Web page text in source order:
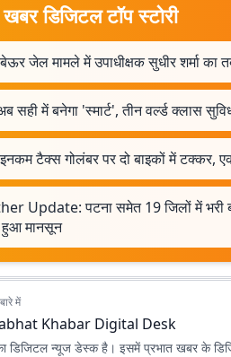
डिजिटल टॉप स्टोरी
जेल मामले में उपाधीक्षक सुधीर शर्मा का
सही में बनेगा 'स्मार्ट', तीन वर्ल्ड क्लास
टैक्स गोलंबर पर दो बाइकों में टक्कर,
Update: पटना समेत 19 जिलों में भरी
हुआ मानसून
में
Khabar Digital Desk
डिजिटल न्यूज डेस्क है। इसमें प्रभात खबर के